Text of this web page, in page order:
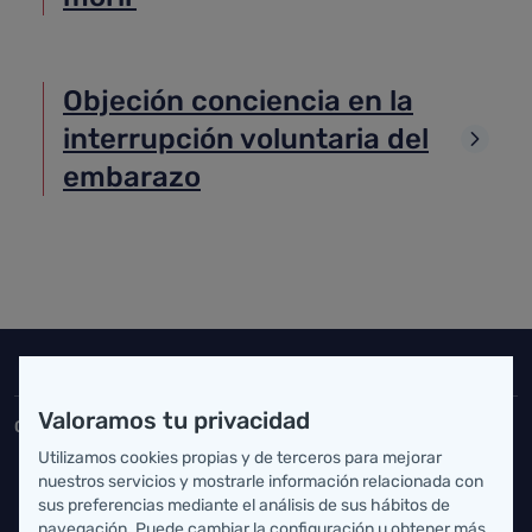
Objeción conciencia en la
interrupción voluntaria del
embarazo
Consejería de Salud
Federico Vial 13, 39009 Santander, Cantabria
atencionusuario@cantabria.es
Valoramos tu privacidad
Utilizamos cookies propias y de terceros para mejorar
nuestros servicios y mostrarle información relacionada con
sus preferencias mediante el análisis de sus hábitos de